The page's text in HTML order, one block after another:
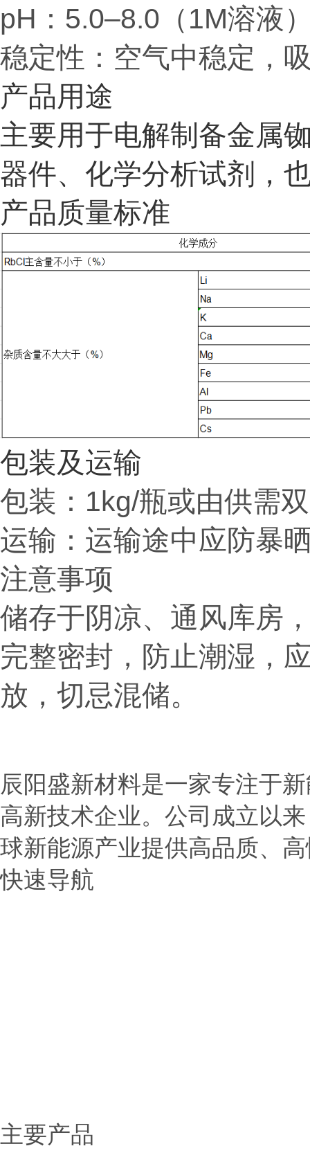
pH：5.0–8.0（1M溶液
稳定性：空气中稳定，
产品用途
主要用于电解制备金属
器件、化学分析试剂，
产品质量标准
包装及运输
包装： 1kg/瓶或由供需
运输：运输途中应防暴
注意事项
储存于阴凉、通风库房
完整密封，防止潮湿，
放，切忌混储。
辰阳盛新材料是一家专注于
高新技术企业。公司成立以
球新能源产业提供高品质、
快速导航
主要产品